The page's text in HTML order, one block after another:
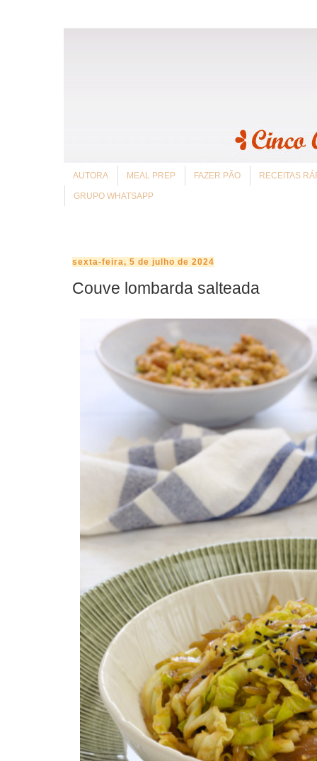
AUTORA MEAL PREP FAZER PÃO RECEITAS
GRUPO WHATSAPP
sexta-feira, 5 de julho de 2024
Couve lombarda salteada
COMPRAR LIVRO